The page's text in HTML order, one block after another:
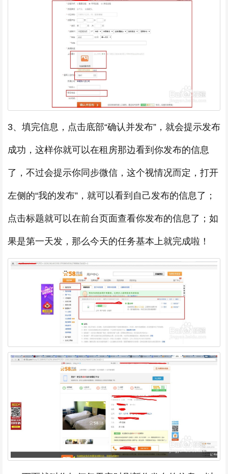
3、填完信息，点击底部“确认并发布”，就会提示发布
成功，这样你就可以在租房那边看到你发布的信息
了，不过会提示你同步微信，这个视情况而定，打开
左侧的“我的发布”，就可以看到自己发布的信息了；
点击标题就可以在前台页面查看你发布的信息了；如
果是第一天发，那么今天的任务基本上就完成啦！